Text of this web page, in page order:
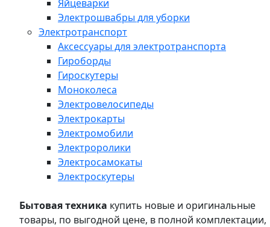
Яйцеварки
Электрошвабры для уборки
Электротранспорт
Аксессуары для электротранспорта
Гироборды
Гироскутеры
Моноколеса
Электровелосипеды
Электрокарты
Электромобили
Электроролики
Электросамокаты
Электроскутеры
Бытовая техника купить новые и оригинальные
товары, по выгодной цене, в полной комплектации,